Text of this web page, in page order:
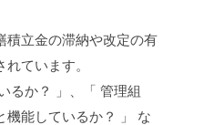
積立金の滞納や改定の有
ています。
るか？ 」、「 管理組
機能しているか？ 」 な